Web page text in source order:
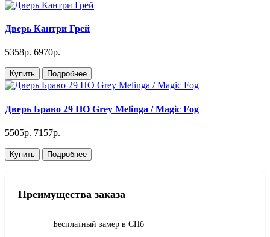
Дверь Кантри Грей
5358р. 6970р.
Купить Подробнее
Дверь Браво 29 ПО Grey Melinga / Magic Fog
5505р. 7157р.
Купить Подробнее
Преимущества заказа
Бесплатный замер в СПб